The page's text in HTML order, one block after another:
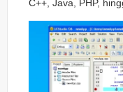
C++, Java, PHP,